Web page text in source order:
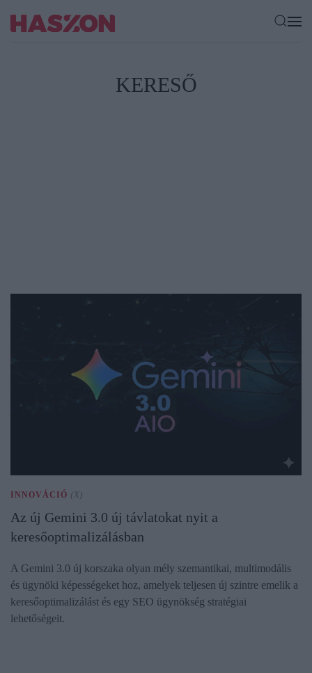
KERESŐ
INNOVÁCIÓ (X)
Az új Gemini 3.0 új távlatokat nyit a
keresőoptimalizálásban
A Gemini 3.0 új korszaka olyan mély szemantikai, multimodális
és ügynöki képességeket hoz, amelyek teljesen új szintre emelik a
keresőoptimalizálást és egy SEO ügynökség stratégiai
lehetőségeit.